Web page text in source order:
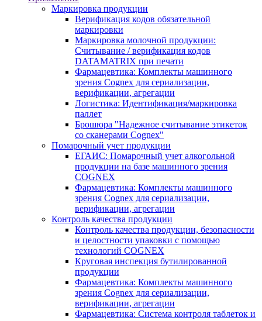
Маркировка продукции
Верификация кодов обязательной
маркировки
Маркировка молочной продукции:
Считывание / верификация кодов
DATAMATRIX при печати
Фармацевтика: Комплекты машинного
зрения Cognex для сериализации,
верификации, агрегации
Логистика: Идентификация/маркировка
паллет
Брошюра "Надежное считывание этикеток
со сканерами Cognex"
Помарочный учет продукции
ЕГАИС: Помарочный учет алкогольной
продукции на базе машинного зрения
COGNEX
Фармацевтика: Комплекты машинного
зрения Cognex для сериализации,
верификации, агрегации
Контроль качества продукции
Контроль качества продукции, безопасности
и целостности упаковки с помощью
технологий COGNEX
Круговая инспекция бутилированной
продукции
Фармацевтика: Комплекты машинного
зрения Cognex для сериализации,
верификации, агрегации
Фармацевтика: Система контроля таблеток и